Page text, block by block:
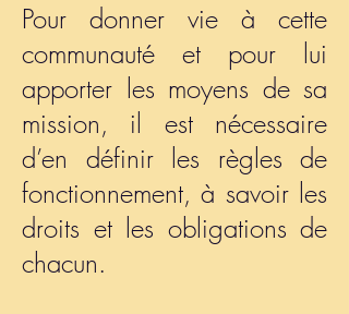
Pour donner vie à cette
communauté et pour lui
apporter les moyens de sa
mission, il est nécessaire
d’en définir les règles de
fonctionnement, à savoir les
droits et les obligations de
chacun.